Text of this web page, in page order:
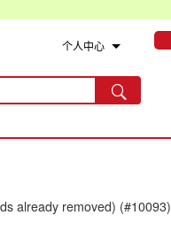
个人中心

already removed) (#10093)